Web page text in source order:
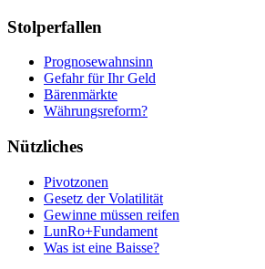
Stolperfallen
Prognosewahnsinn
Gefahr für Ihr Geld
Bärenmärkte
Währungsreform?
Nützliches
Pivotzonen
Gesetz der Volatilität
Gewinne müssen reifen
LunRo+Fundament
Was ist eine Baisse?